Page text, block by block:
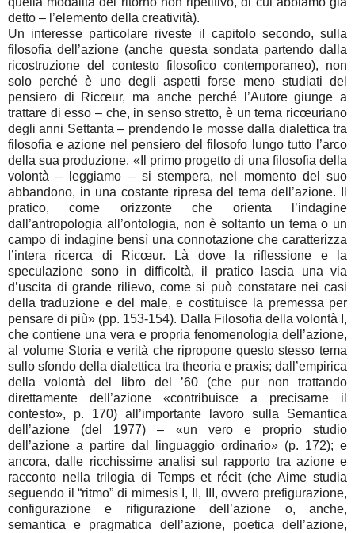
detto – l’elemento della creatività).
Un interesse particolare riveste il capitolo secondo, sulla
filosofia dell’azione (anche questa sondata partendo dalla
ricostruzione del contesto filosofico contemporaneo), non
solo perché è uno degli aspetti forse meno studiati del
pensiero di Ricœur, ma anche perché l’Autore giunge a
trattare di esso – che, in senso stretto, è un tema ricœuriano
degli anni Settanta – prendendo le mosse dalla dialettica tra
filosofia e azione nel pensiero del filosofo lungo tutto l’arco
della sua produzione. «Il primo progetto di una filosofia della
volontà – leggiamo – si stempera, nel momento del suo
abbandono, in una costante ripresa del tema dell’azione. Il
pratico, come orizzonte che orienta l’indagine
dall’antropologia all’ontologia, non è soltanto un tema o un
campo di indagine bensì una connotazione che caratterizza
l’intera ricerca di Ricœur. Là dove la riflessione e la
speculazione sono in difficoltà, il pratico lascia una via
d’uscita di grande rilievo, come si può constatare nei casi
della traduzione e del male, e costituisce la premessa per
pensare di più» (pp. 153-154). Dalla Filosofia della volontà I,
che contiene una vera e propria fenomenologia dell’azione,
al volume Storia e verità che ripropone questo stesso tema
sullo sfondo della dialettica tra theoria e praxis; dall’empirica
della volontà del libro del ’60 (che pur non trattando
direttamente dell’azione «contribuisce a precisarne il
contesto», p. 170) all’importante lavoro sulla Semantica
dell’azione (del 1977) – «un vero e proprio studio
dell’azione a partire dal linguaggio ordinario» (p. 172); e
ancora, dalle ricchissime analisi sul rapporto tra azione e
racconto nella trilogia di Temps et récit (che Aime studia
seguendo il “ritmo” di mimesis I, II, III, ovvero prefigurazione,
configurazione e rifigurazione dell’azione o, anche,
semantica e pragmatica dell’azione, poetica dell’azione,